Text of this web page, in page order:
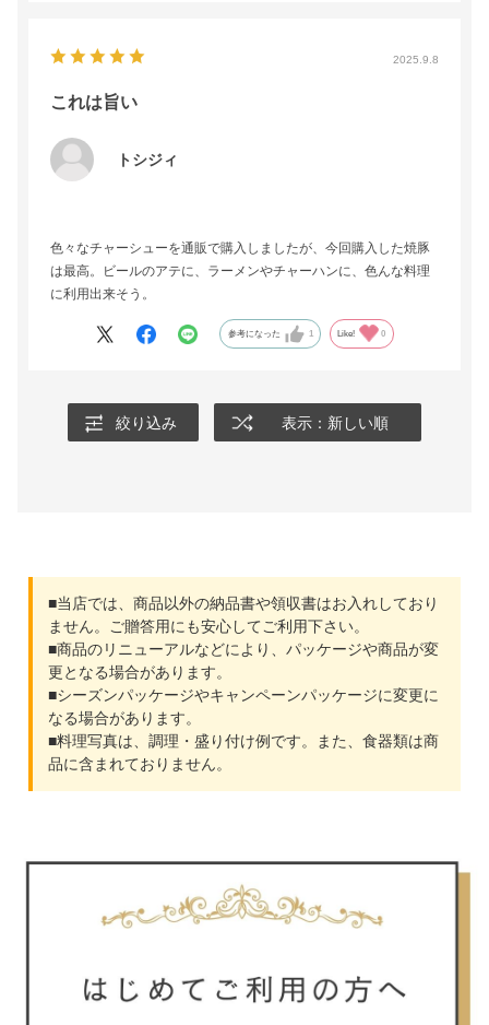
■当店では、商品以外の納品書や領収書はお入れしており
ません。ご贈答用にも安心してご利用下さい。
■商品のリニューアルなどにより、パッケージや商品が変
更となる場合があります。
■シーズンパッケージやキャンペーンパッケージに変更に
なる場合があります。
■料理写真は、調理・盛り付け例です。また、食器類は商
品に含まれておりません。
2025.9.8
これは旨い
トシジィ
色々なチャーシューを通販で購入しましたが、今回購入した焼豚
は最高。ビールのアテに、ラーメンやチャーハンに、色んな料理
に利用出来そう。
参考になった 1 Like! 0
絞り込み 表示：新しい順